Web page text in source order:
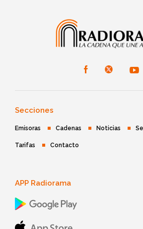
Secciones
Emisoras Cadenas Noticias
Tarifas Contacto
APP Radiorama